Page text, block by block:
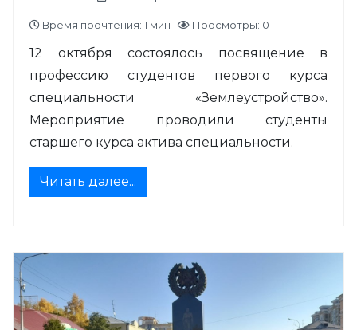
Время прочтения: 1 мин Просмотры: 0
12 октября состоялось посвящение в
профессию студентов первого курса
специальности «Землеустройство».
Мероприятие проводили студенты
старшего курса актива специальности.
Читать далее...